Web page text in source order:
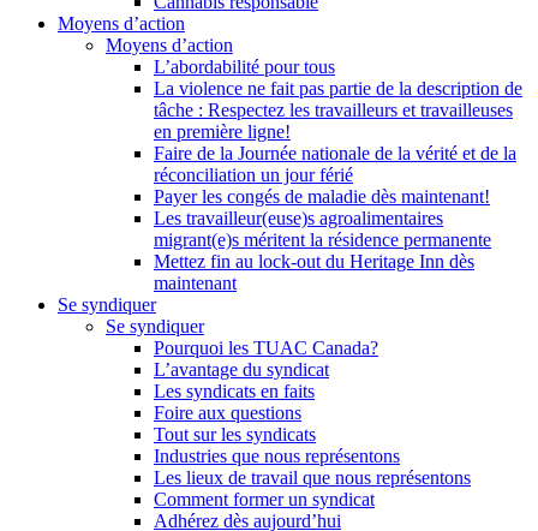
Moyens d’action
Moyens d’action
L’abordabilité pour tous
La violence ne fait pas partie de la description de
tâche : Respectez les travailleurs et travailleuses
en première ligne!
Faire de la Journée nationale de la vérité et de la
réconciliation un jour férié
Payer les congés de maladie dès maintenant!
Les travailleur(euse)s agroalimentaires
migrant(e)s méritent la résidence permanente
Mettez fin au lock-out du Heritage Inn dès
maintenant
Se syndiquer
Se syndiquer
Pourquoi les TUAC Canada?
L’avantage du syndicat
Les syndicats en faits
Foire aux questions
Tout sur les syndicats
Industries que nous représentons
Les lieux de travail que nous représentons
Comment former un syndicat
Adhérez dès aujourd’hui